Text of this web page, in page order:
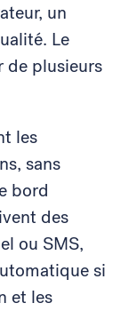
un
Le
de plusieurs
les
sans
bord
des
ou SMS,
si
et les